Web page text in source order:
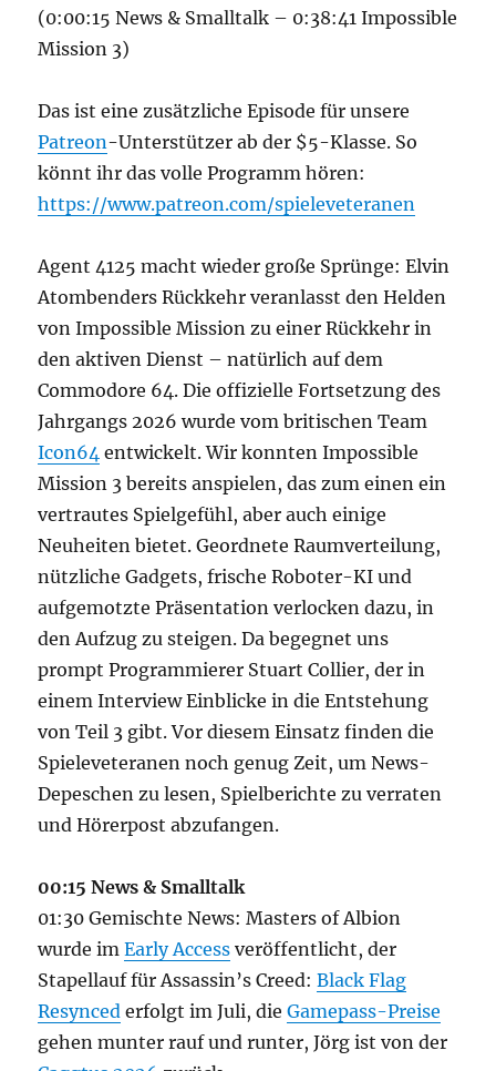
(0:00:15 News & Smalltalk – 0:38:41 Impossible
Mission 3)
Das ist eine zusätzliche Episode für unsere
Patreon-Unterstützer ab der $5-Klasse. So
könnt ihr das volle Programm hören:
https://www.patreon.com/spieleveteranen
Agent 4125 macht wieder große Sprünge: Elvin
Atombenders Rückkehr veranlasst den Helden
von Impossible Mission zu einer Rückkehr in
den aktiven Dienst – natürlich auf dem
Commodore 64. Die offizielle Fortsetzung des
Jahrgangs 2026 wurde vom britischen Team
Icon64 entwickelt. Wir konnten Impossible
Mission 3 bereits anspielen, das zum einen ein
vertrautes Spielgefühl, aber auch einige
Neuheiten bietet. Geordnete Raumverteilung,
nützliche Gadgets, frische Roboter-KI und
aufgemotzte Präsentation verlocken dazu, in
den Aufzug zu steigen. Da begegnet uns
prompt Programmierer Stuart Collier, der in
einem Interview Einblicke in die Entstehung
von Teil 3 gibt. Vor diesem Einsatz finden die
Spieleveteranen noch genug Zeit, um News-
Depeschen zu lesen, Spielberichte zu verraten
und Hörerpost abzufangen.
00:15 News & Smalltalk
01:30 Gemischte News: Masters of Albion
wurde imEarly Access veröffentlicht, der
Stapellauf für Assassin’s Creed:Black Flag
Resynced erfolgt im Juli, dieGamepass-Preise
gehen munter rauf und runter, Jörg ist von der